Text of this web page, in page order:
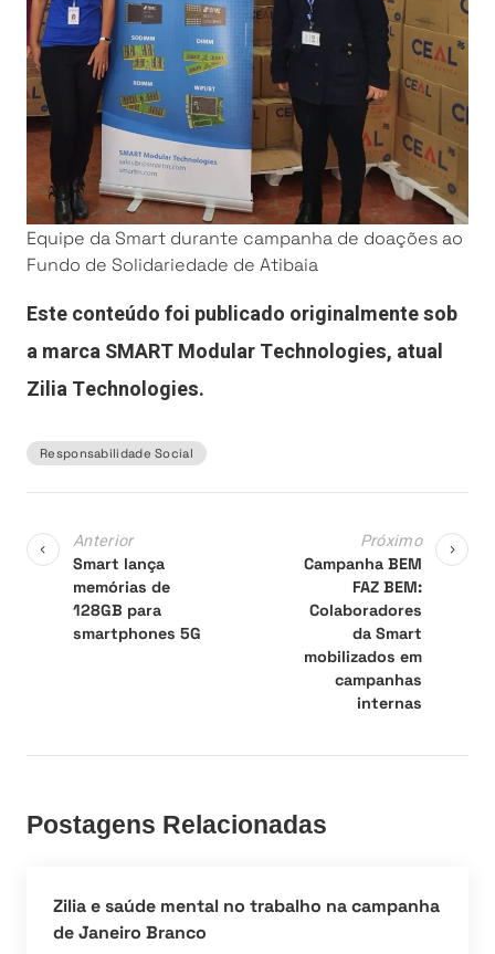
Equipe da Smart durante campanha de doações ao
Fundo de Solidariedade de Atibaia
Este conteúdo foi publicado originalmente sob
a marca SMART Modular Technologies, atual
Zilia Technologies.
Responsabilidade Social
Anterior
Smart lança
memórias de
128GB para
smartphones 5G
Próximo
Campanha BEM
FAZ BEM:
Colaboradores
da Smart
mobilizados em
campanhas
internas
Postagens Relacionadas
Zilia e saúde mental no trabalho na campanha
de Janeiro Branco